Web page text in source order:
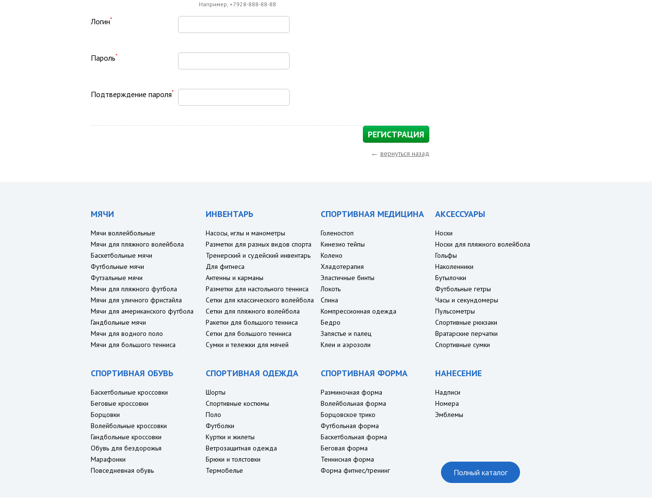
Например, +7928-888-88-88
Логин*
Пароль*
Подтверждение пароля*
← вернуться назад
МЯЧИ
Мячи воллейбольные
Мячи для пляжного волейбола
Баскетбольные мячи
Футбольные мячи
Футзальные мячи
Мячи для пляжного футбола
Мячи для уличного фристайла
Мячи для американского футбола
Гандбольные мячи
Мячи для водного поло
Мячи для большого тенниса
ИНВЕНТАРЬ
Насосы, иглы и манометры
Разметки для разных видов спорта
Тренерский и судейский инвентарь
Для фитнеса
Антенны и карманы
Разметки для настольного тенниса
Сетки для классического волейбола
Сетки для пляжного волейбола
Ракетки для большого тенниса
Сетки для большого тенниса
Сумки и тележки для мячей
СПОРТИВНАЯ МЕДИЦИНА
Голеностоп
Кинезио тейпы
Колено
Хладотерапия
Эластичные бинты
Локоть
Спина
Компрессионная одежда
Бедро
Запястье и палец
Клеи и аэрозоли
АКСЕССУАРЫ
Носки
Носки для пляжного волейбола
Гольфы
Наколенники
Бутылочки
Футбольные гетры
Часы и секундомеры
Пульсометры
Спортивные рюкзаки
Вратарские перчатки
Спортивные сумки
СПОРТИВНАЯ ОБУВЬ
Баскетбольные кроссовки
Беговые кроссовки
Борцовки
Волейбольные кроссовки
Гандбольные кроссовки
Обувь для бездорожья
Марафонки
Повседневная обувь
СПОРТИВНАЯ ОДЕЖДА
Шорты
Спортивные костюмы
Поло
Футболки
Куртки и жилеты
Ветрозащитная одежда
Брюки и толстовки
Термобелье
СПОРТИВНАЯ ФОРМА
Разминочная форма
Волейбольная форма
Борцовское трико
Футбольная форма
Баскетбольная форма
Беговая форма
Теннисная форма
Форма фитнес/тренинг
НАНЕСЕНИЕ
Надписи
Номера
Эмблемы
Полный каталог